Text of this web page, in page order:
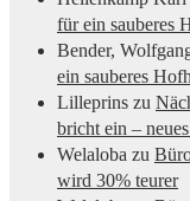
für ein sauberes
Bender,
ein sauberes
Lilleprins zu
bricht ein –
Welaloba zu
wird 30% teurer